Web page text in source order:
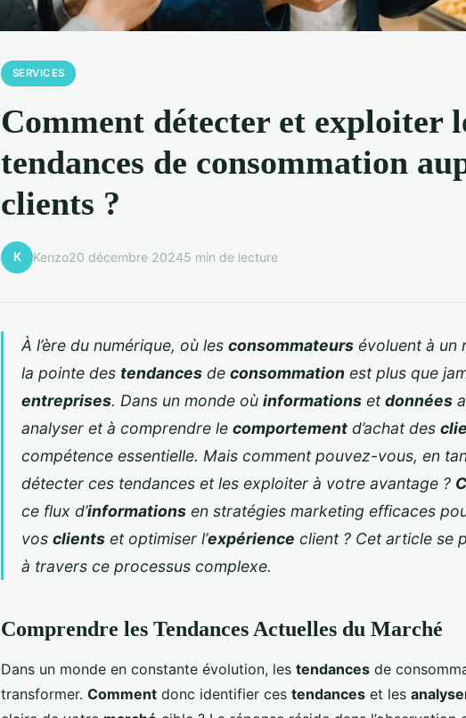
SERVICES
Comment détecter et exploiter
tendances de consommation
clients ?
K Kenzo20 décembre 20245 min de lecture
À l’ère du numérique, où les consommateurs évoluent à un
la pointe des tendances de consommation est plus que
entreprises. Dans un monde où informations etdonnées
analyser et à comprendre le comportement d’achat des
compétence essentielle. Mais comment pouvez-vous, en
détecter ces tendances et les exploiter à votre avantage ?
ce flux d’informations en stratégies marketing efficaces
vos clients et optimiser l’expérience client ? Cet article se
à travers ce processus complexe.
Comprendre les Tendances Actuelles du Marché
Dans un monde en constante évolution, les tendances de
transformer. Comment donc identifier ces tendances et les